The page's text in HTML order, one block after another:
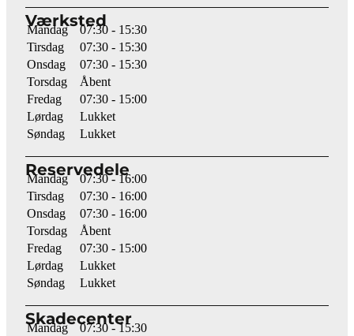
Værksted
Mandag
07:30 - 15:30
Tirsdag
07:30 - 15:30
Onsdag
07:30 - 15:30
Torsdag
Åbent
Fredag
07:30 - 15:00
Lørdag
Lukket
Søndag
Lukket
Reservedele
Mandag
07:30 - 16:00
Tirsdag
07:30 - 16:00
Onsdag
07:30 - 16:00
Torsdag
Åbent
Fredag
07:30 - 15:00
Lørdag
Lukket
Søndag
Lukket
Skadecenter
Mandag
07:30 - 15:30